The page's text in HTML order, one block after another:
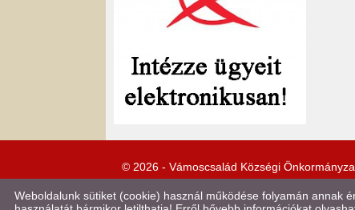
© 2026 - Vámoscsalád Községi
Weboldalunk sütiket (cookie) használ működése folyamán annak